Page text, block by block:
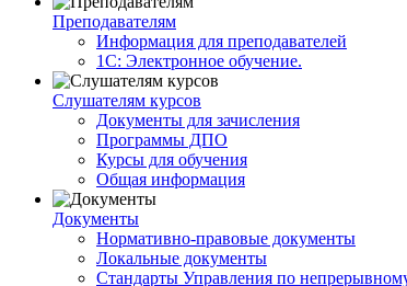
Преподавателям
Информация для преподавателей
1С: Электронное обучение.
Слушателям курсов
Документы для зачисления
Программы ДПО
Курсы для обучения
Общая информация
Документы
Нормативно-правовые документы
Локальные документы
Стандарты Управления по